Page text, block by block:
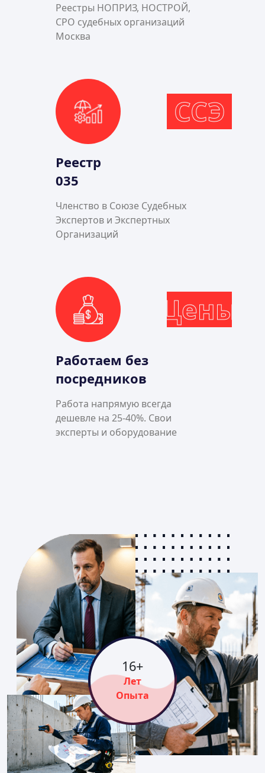
Реестры НОПРИЗ, НОСТРОЙ,
СРО судебных организаций
Москва
ССЭ
Реестр
035
Членство в Союзе Судебных
Экспертов и Экспертных
Организаций
Цены
Работаем без
посредников
Работа напрямую всегда
дешевле на 25-40%. Свои
эксперты и оборудование
16+
Лет
Опыта